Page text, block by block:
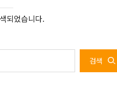
되었습니다.
검색